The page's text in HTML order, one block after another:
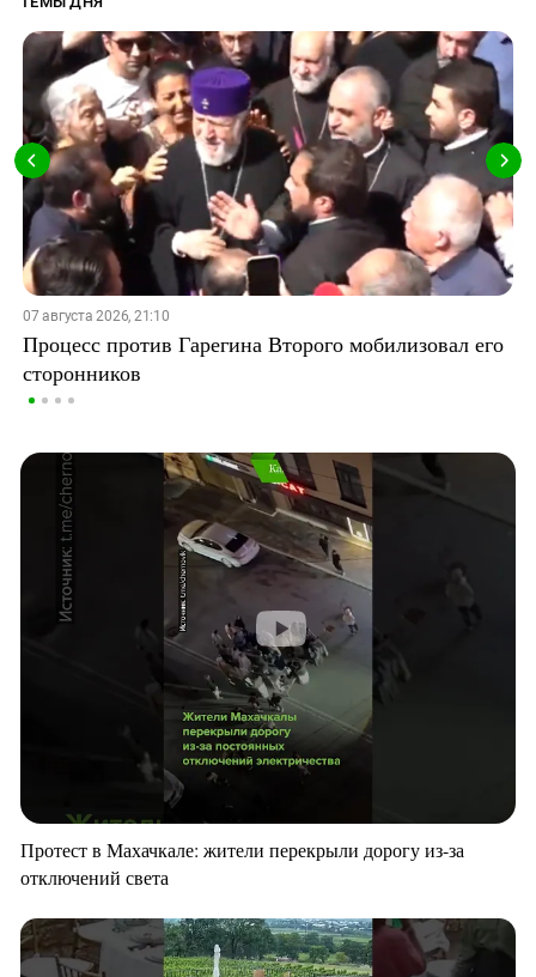
07 августа 2026, 21:10
Процесс против Гарегина Второго мобилизовал его
сторонников
Протест в Махачкале: жители перекрыли дорогу из-за
отключений света